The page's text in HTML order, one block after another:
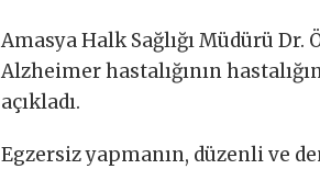
Amasya Halk Sağlığı Müdürü
Alzheimer hastalığının
açıkladı.
Egzersiz yapmanın, düzenli ve